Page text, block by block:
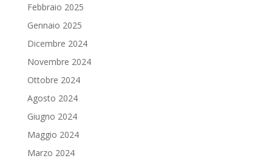
Febbraio 2025
Gennaio 2025
Dicembre 2024
Novembre 2024
Ottobre 2024
Agosto 2024
Giugno 2024
Maggio 2024
Marzo 2024